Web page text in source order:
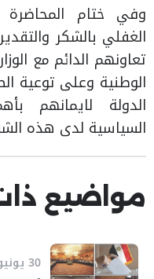
وفي ختام
الغفلي بالشكر
تعاونهم الدائم مع
الوطنية وعلى توعية
الدولة لايمانهم
السياسية لدى هذه
مواضيع
30 يونيو 2017